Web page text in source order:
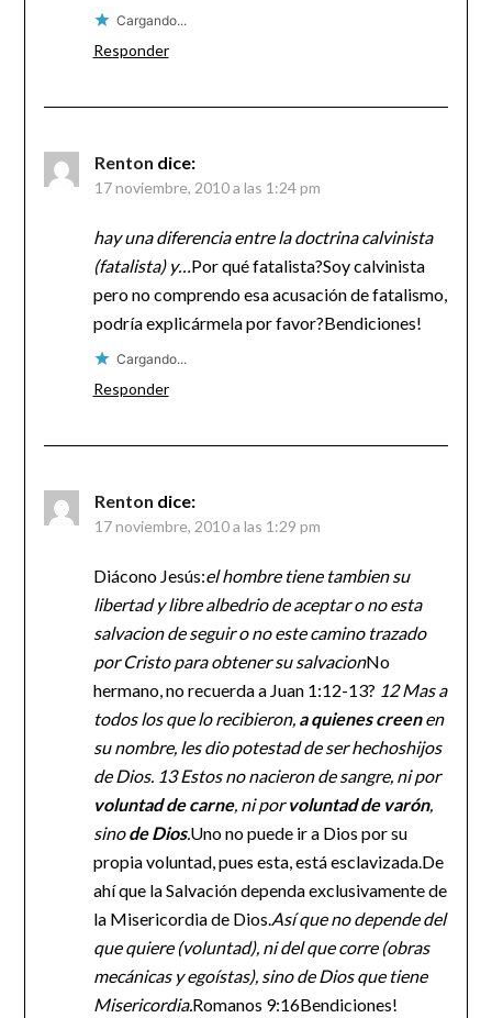
Cargando...
Responder
Renton dice:
17 noviembre, 2010 a las 1:24 pm
hay una diferencia entre la doctrina calvinista
(fatalista) y…Por qué fatalista?Soy calvinista
pero no comprendo esa acusación de fatalismo,
podría explicármela por favor?Bendiciones!
Cargando...
Responder
Renton dice:
17 noviembre, 2010 a las 1:29 pm
Diácono Jesús:el hombre tiene tambien su
libertad y libre albedrio de aceptar o no esta
salvacion de seguir o no este camino trazado
por Cristo para obtener su salvacionNo
hermano, no recuerda a Juan 1:12-13? 12 Mas a
todos los que lo recibieron, a quienes creenen
su nombre, les dio potestad de ser hechoshijos
de Dios. 13 Estos no nacieron de sangre, ni por
voluntad de carne, ni porvoluntad de varón,
sinode Dios.Uno no puede ir a Dios por su
propia voluntad, pues esta, está esclavizada.De
ahí que la Salvación dependa exclusivamente de
la Misericordia de Dios.Así que no depende del
que quiere (voluntad), ni del que corre (obras
mecánicas y egoístas), sino de Dios que tiene
Misericordia.Romanos 9:16Bendiciones!